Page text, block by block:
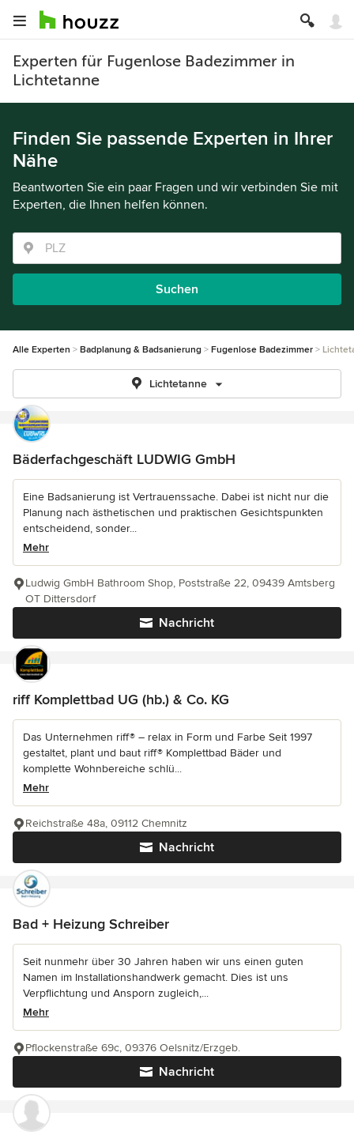
Experten für Fugenlose Badezimmer in
Lichtetanne
Finden Sie passende Experten in Ihrer
Nähe
Beantworten Sie ein paar Fragen und wir verbinden Sie mit
Experten, die Ihnen helfen können.
Suchen
Alle Experten Badplanung & Badsanierung Fugenlose Badezimmer
Lichtetanne
Bäderfachgeschäft LUDWIG GmbH
Eine Badsanierung ist Vertrauenssache. Dabei ist nicht nur die
Planung nach ästhetischen und praktischen Gesichtspunkten
entscheidend, sonder...
Mehr
Nachricht
Ludwig GmbH Bathroom Shop, Poststraße 22, 09439 Amtsberg
OT Dittersdorf
riff Komplettbad UG (hb.) & Co. KG
Das Unternehmen riff® – relax in Form und Farbe Seit 1997
gestaltet, plant und baut riff® Komplettbad Bäder und
komplette Wohnbereiche schlü...
Mehr
Nachricht
Reichstraße 48a, 09112 Chemnitz
Bad + Heizung Schreiber
Seit nunmehr über 30 Jahren haben wir uns einen guten
Namen im Installationshandwerk gemacht. Dies ist uns
Verpflichtung und Ansporn zugleich,...
Mehr
Nachricht
Pflockenstraße 69c, 09376 Oelsnitz/Erzgeb.